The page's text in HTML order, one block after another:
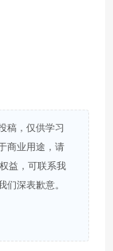
稿，仅供学习
商业用途，请
益，可联系我
们深表歉意。